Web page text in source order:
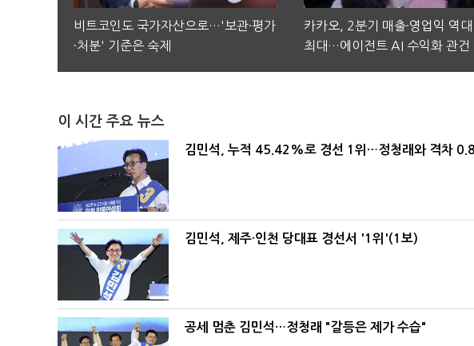
비트코인도 국가자산으로…'보관·평가
·처분' 기준은 숙제
카카오, 2분기 매출·영업익 역대
최대…에이전트 AI 수익화 관건
이 시간 주요 뉴스
김민석, 누적 45.42%로 경선 1위…정청래와 격차
김민석, 제주·인천 당대표 경선서 '1위'(1보)
공세 멈춘 김민석…정청래 "갈등은 제가 수습"